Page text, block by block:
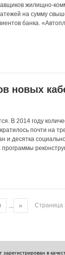
жилищно-
на сумму
банка.
новых
В 2014 году
почти на
и десятка
Страница
»
зарегистрирован в